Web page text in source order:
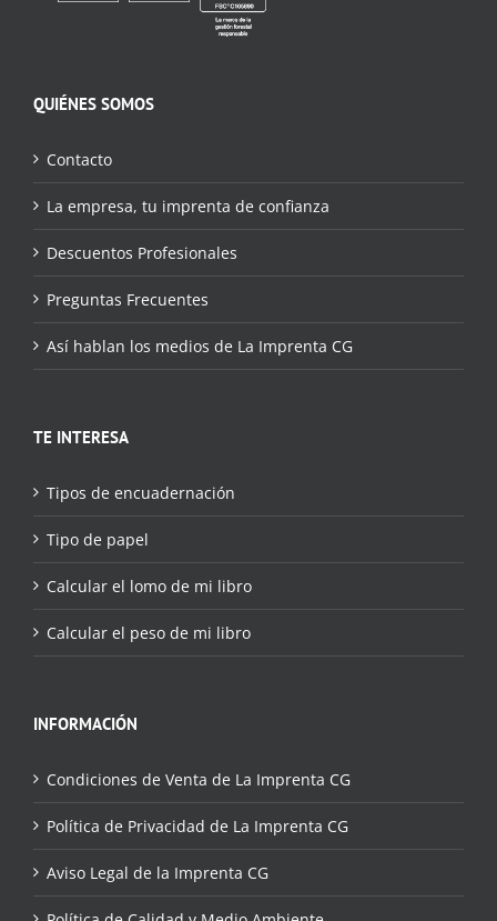
QUIÉNES SOMOS
Contacto
La empresa, tu imprenta de confianza
Descuentos Profesionales
Preguntas Frecuentes
Así hablan los medios de La Imprenta CG
TE INTERESA
Tipos de encuadernación
Tipo de papel
Calcular el lomo de mi libro
Calcular el peso de mi libro
INFORMACIÓN
Condiciones de Venta de La Imprenta CG
Política de Privacidad de La Imprenta CG
Aviso Legal de la Imprenta CG